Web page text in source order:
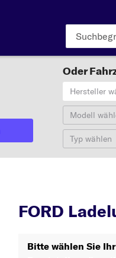
Oder
Hersteller
Modell
Typ wählen
FORD
Bitte wählen Sie